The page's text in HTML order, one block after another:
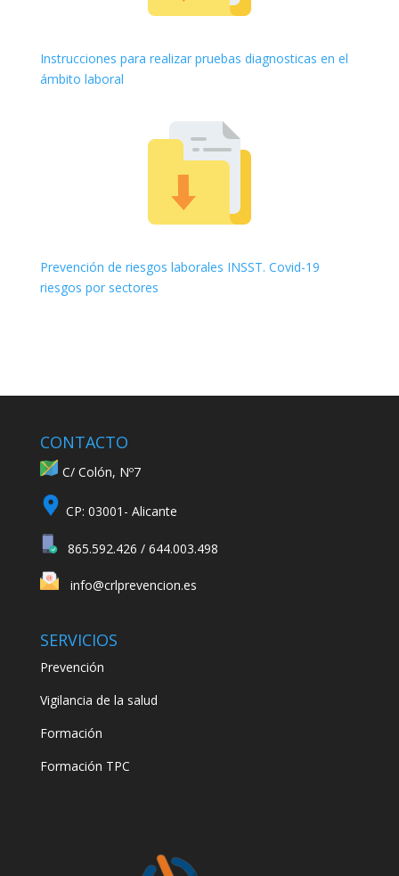
Instrucciones para realizar pruebas diagnosticas en el
ámbito laboral
Prevención de riesgos laborales INSST. Covid-19
riesgos por sectores
CONTACTO
C/ Colón, Nº7
CP: 03001- Alicante
865.592.426 / 644.003.498
info@crlprevencion.es
SERVICIOS
Prevención
Vigilancia de la salud
Formación
Formación TPC